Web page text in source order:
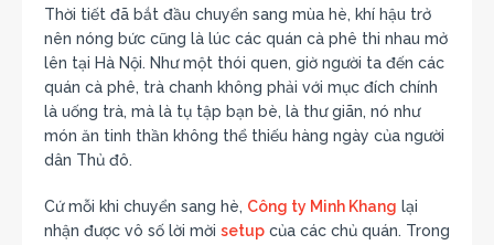
Thời tiết đã bắt đầu chuyển sang mùa hè, khí hậu trở
nên nóng bức cũng là lúc các quán cà phê thi nhau mở
lên tại Hà Nội. Như một thói quen, giờ người ta đến các
quán cà phê, trà chanh không phải với mục đích chính
là uống trà, mà là tụ tập bạn bè, là thư giãn, nó như
món ăn tinh thần không thể thiếu hàng ngày của người
dân Thủ đô.
Cứ mỗi khi chuyển sang hè, Công ty Minh Khang lại
nhận được vô số lời mời setup của các chủ quán. Trong